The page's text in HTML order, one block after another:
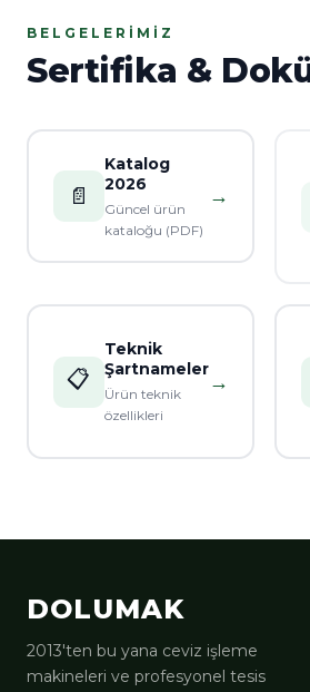
BELGELERIMIZ
Sertifika &
📄
Katalog
2026
Güncel ürün
kataloğu (PDF)
→
📋
Teknik
Şartnameler
Ürün teknik
özellikleri
→
DOLUMAK
2013'ten bu yana ceviz işleme
makineleri ve profesyonel tesis